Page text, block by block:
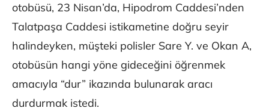
otobüsü, 23 Nisan’da, Hipodrom Caddesi’nden
Talatpaşa Caddesi istikametine doğru seyir
halindeyken, müşteki polisler Sare Y. ve Okan A,
otobüsün hangi yöne gideceğini öğrenmek
amacıyla “dur” ikazında bulunarak aracı
durdurmak istedi.